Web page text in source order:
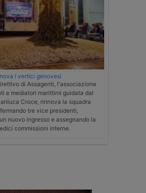
i vertici genovesi
di Assagenti, l'associazione
e mediatori marittimi guidata dal
Croce, rinnova la squadra
tre vice presidenti,
nuovo ingresso e assegnando la
commissioni interne.